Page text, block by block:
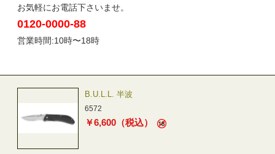
お気軽にお電話下さいませ。
0120-0000-88
営業時間:10時〜18時
B.U.L.L. 半波
6572
￥6,600 （税込）